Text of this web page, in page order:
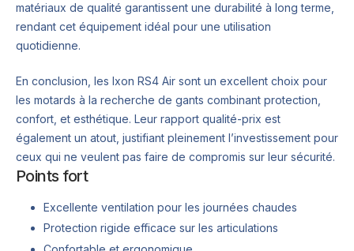
matériaux de qualité garantissent une durabilité à long terme,
rendant cet équipement idéal pour une utilisation
quotidienne.
En conclusion, les Ixon RS4 Air sont un excellent choix pour
les motards à la recherche de gants combinant protection,
confort, et esthétique. Leur rapport qualité-prix est
également un atout, justifiant pleinement l’investissement pour
ceux qui ne veulent pas faire de compromis sur leur sécurité.
Points fort
Excellente ventilation pour les journées chaudes
Protection rigide efficace sur les articulations